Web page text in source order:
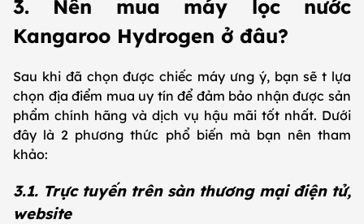
3. Nên mua máy lọc nước
Kangaroo Hydrogen ở đâu?
Sau khi đã chọn được chiếc máy ưng ý, bạn sẽ t lựa
chọn địa điểm mua uy tín để đảm bảo nhận được sản
phẩm chính hãng và dịch vụ hậu mãi tốt nhất. Dưới
đây là 2 phương thức phổ biến mà bạn nên tham
khảo:
3.1. Trực tuyến trên sàn thương mại điện tử,
website